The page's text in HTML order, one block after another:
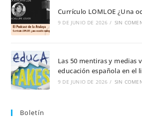
Currículo LOMLOE ¿Una
9 DE JUNIO DE 2026 / SIN
Las 50 mentiras y medias
educación española en el
9 DE JUNIO DE 2026 / SIN
Boletín